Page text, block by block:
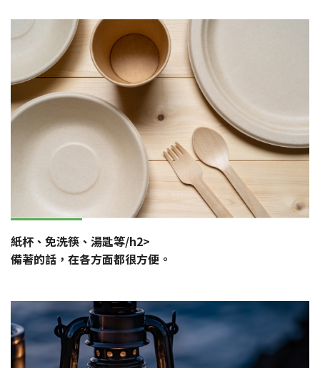
紙杯、免洗筷、湯匙等/h2>
備著的話，在各方面都很方便。